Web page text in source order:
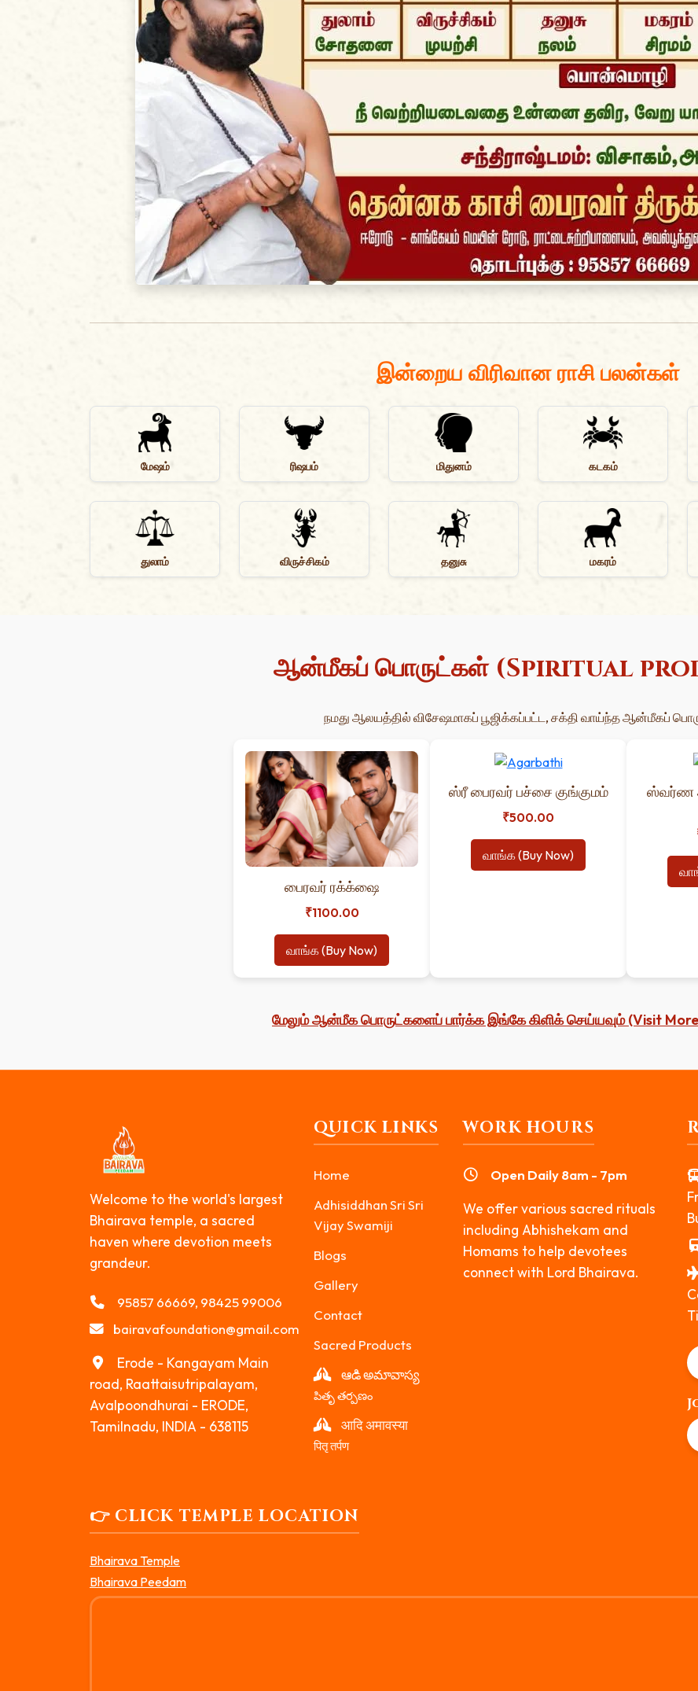
இன்றைய விரிவான ராசி பலன்கள்
மேஷம் ரிஷபம் மிதுனம் கடகம்
துலாம் விருச்சிகம் தனுசு மகரம்
ஆன்மீகப் பொருட்கள் (Spiritual
நமது ஆலயத்தில் விசேஷமாகப் பூஜிக்கப்பட்ட, சக்தி வாய்ந்த ஆன்மீகப்
பைரவர் ரக்க்ஷை
₹1100.00
வாங்க (Buy Now)
ஸ்ரீ பைரவர் பச்சை குங்குமம்
₹500.00
வாங்க (Buy Now)
ஸ்வர்ண
மேலும் ஆன்மீக பொருட்களைப் பார்க்க இங்கே கிளிக் செய்யவும் (Visit
Welcome to the world's largest
Bhairava temple, a sacred
haven where devotion meets
grandeur.
95857 66669, 98425 99006
bairavafoundation@gmail.com
Erode - Kangayam Main
road, Raattaisutripalayam,
Avalpoondhurai - ERODE,
Tamilnadu, INDIA - 638115
QUICK LINKS
Home
Adhisiddhan Sri Sri
Vijay Swamiji
Blogs
Gallery
Contact
Sacred Products
ఆడి అమావాస్య
పితృ తర్పణం
आदि अमावस्या
पितृ तर्पण
WORK HOURS
Open Daily 8am - 7pm
We offer various sacred rituals
including Abhishekam and
Homams to help devotees
connect with Lord Bhairava.
👉 CLICK TEMPLE LOCATION
Bhairava Temple
Bhairava Peedam